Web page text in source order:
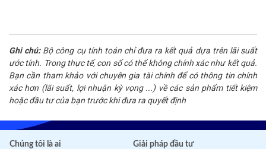
Ghi chú: Bộ công cụ tính toán chỉ đưa ra kết quả dựa trên lãi suất
ước tính. Trong thực tế, con số có thể không chính xác như kết quả.
Bạn cần tham khảo với chuyên gia tài chính để có thông tin chính
xác hơn (lãi suất, lợi nhuận kỳ vọng ...) về các sản phẩm tiết kiệm
hoặc đầu tư của bạn trước khi đưa ra quyết định
Chúng tôi là ai Giải pháp đầu tư